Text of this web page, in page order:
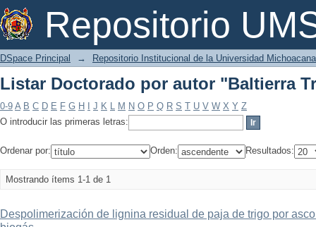
Repositorio
Listar Doctorado por autor "Baltierra
DSpace Principal → Repositorio Institucional de la Universidad
Listar Doctorado por autor "Baltierra
0-9 A B C D E F G H J K L M N O P Q R S T U V W X Y Z
O introducir las primeras letras:
Ordenar por: Orden: Resultados:
Mostrando ítems 1-1 de 1
Despolimerización de lignina residual de paja de trigo por